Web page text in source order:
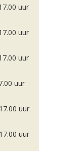
uur
uur
uur
uur
uur
uur